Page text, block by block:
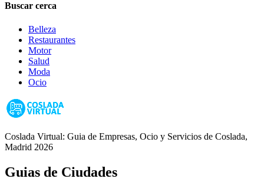
Buscar cerca
Belleza
Restaurantes
Motor
Salud
Moda
Ocio
Coslada Virtual: Guia de Empresas, Ocio y Servicios de Coslada,
Madrid 2026
Guias de Ciudades